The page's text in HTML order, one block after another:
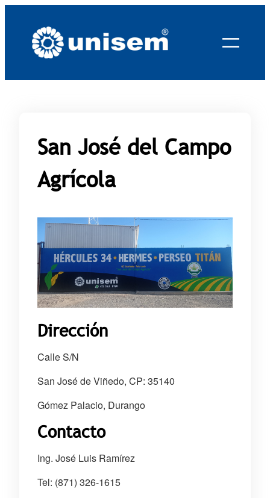
contenido
San José del Campo
Agrícola
Dirección
Calle S/N
San José de Viñedo, CP: 35140
Gómez Palacio, Durango
Contacto
Ing. José Luis Ramírez
Tel: (871) 326-1615